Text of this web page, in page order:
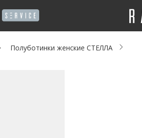
Полуботинки женские СТЕЛЛА